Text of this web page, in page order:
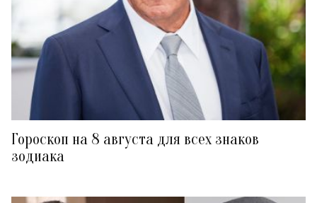
Гороскоп на 8 августа для всех знаков
зодиака